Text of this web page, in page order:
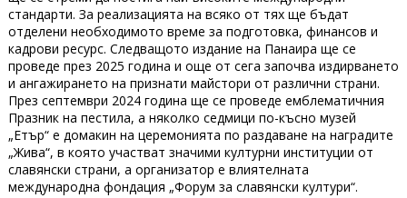
стандарти. За реализацията на всяко от тях ще бъдат
отделени необходимото време за подготовка, финансов и
кадрови ресурс. Следващото издание на Панаира ще се
проведе през 2025 година и още от сега започва издирването
и ангажирането на признати майстори от различни страни.
През септември 2024 година ще се проведе емблематичния
Празник на пестила, а няколко седмици по-късно музей
„Етър“ е домакин на церемонията по раздаване на наградите
„Жива“, в която участват значими културни институции от
славянски страни, а организатор е влиятелната
международна фондация „Форум за славянски култури“.